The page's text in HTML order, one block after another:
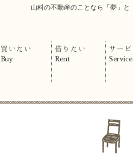
山科の不動産のことなら「夢」
買いたい
Buy
借りたい
Rent
サービ
Service